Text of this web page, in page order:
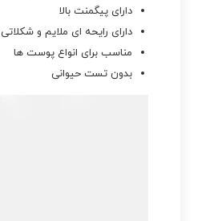
دارای پیگمنت بالا
دارای رایحه ای ملایم و شکلاتی
مناسب برای انواع پوست ها
بدون تست حیوانی